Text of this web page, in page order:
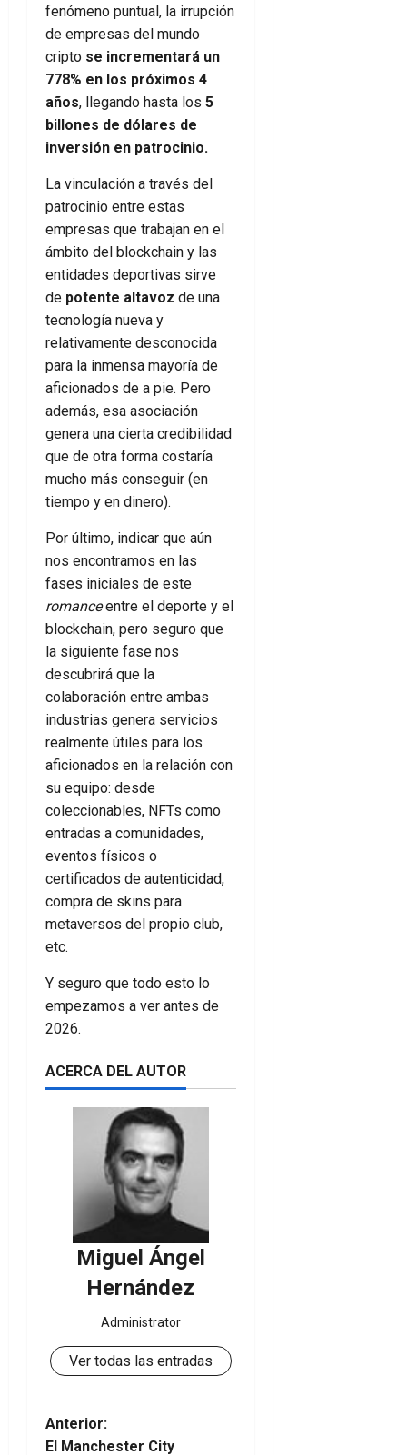
fenómeno puntual, la irrupción
de empresas del mundo
cripto se incrementará un
778% en los próximos 4
años, llegando hasta los 5
billones de dólares de
inversión en patrocinio.
La vinculación a través del
patrocinio entre estas
empresas que trabajan en el
ámbito del blockchain y las
entidades deportivas sirve
de potente altavoz de una
tecnología nueva y
relativamente desconocida
para la inmensa mayoría de
aficionados de a pie. Pero
además, esa asociación
genera una cierta credibilidad
que de otra forma costaría
mucho más conseguir (en
tiempo y en dinero).
Por último, indicar que aún
nos encontramos en las
fases iniciales de este
romanceentre el deporte y el
blockchain, pero seguro que
la siguiente fase nos
descubrirá que la
colaboración entre ambas
industrias genera servicios
realmente útiles para los
aficionados en la relación con
su equipo: desde
coleccionables, NFTs como
entradas a comunidades,
eventos físicos o
certificados de autenticidad,
compra de skins para
metaversos del propio club,
etc.
Y seguro que todo esto lo
empezamos a ver antes de
2026.
ACERCA DEL AUTOR
Miguel Ángel
Hernández
Administrator
Ver todas las entradas
N
Anterior:
El Manchester City